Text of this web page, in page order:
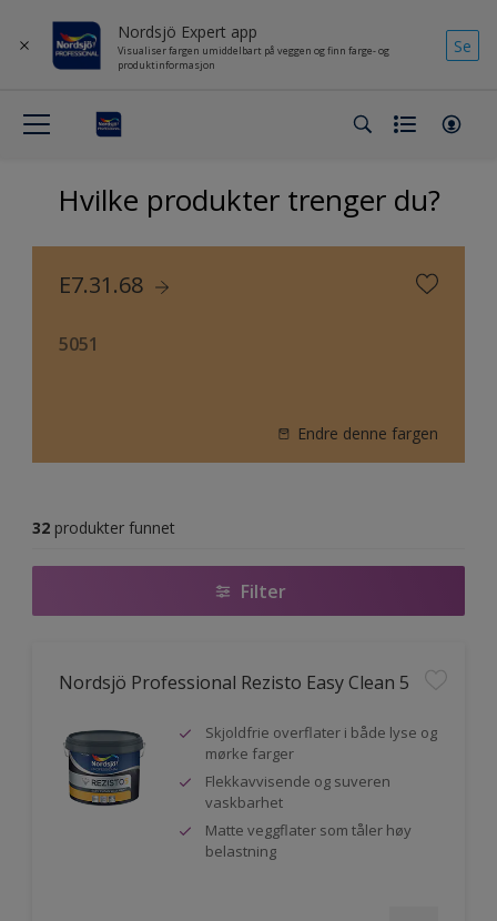
Nordsjö Expert app
Visualiser fargen umiddelbart på veggen og finn farge- og
produktinformasjon
Se
Hvilke produkter trenger du?
E7.31.68
5051
Endre denne fargen
32 produkter funnet
Filter
Nordsjö Professional Rezisto Easy Clean 5
Skjoldfrie overflater i både lyse og
mørke farger
Flekkavvisende og suveren
vaskbarhet
Matte veggflater som tåler høy
belastning